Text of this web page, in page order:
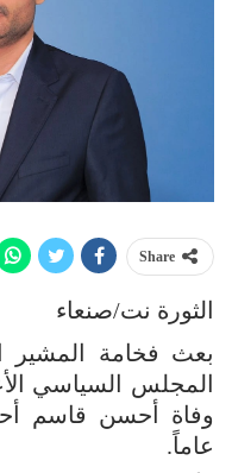
Share
الثورة نت/صنعاء
بعث فخامة
المجلس السياسي
عاماً.